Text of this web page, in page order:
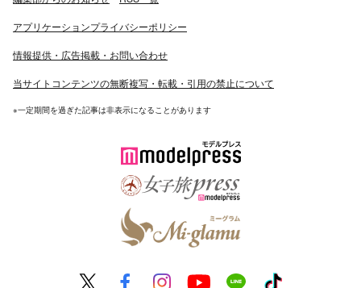
アプリケーションプライバシーポリシー
情報提供・広告掲載・お問い合わせ
当サイトコンテンツの無断複写・転載・引用の禁止について
※一定期間を過ぎた記事は非表示になることがあります